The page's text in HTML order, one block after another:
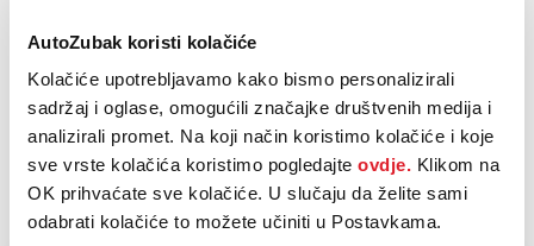
AutoZubak koristi kolačiće
Kolačiće upotrebljavamo kako bismo personalizirali
sadržaj i oglase, omogućili značajke društvenih medija i
analizirali promet. Na koji način koristimo kolačiće i koje
sve vrste kolačića koristimo pogledajte ovdje. Klikom na
OK prihvaćate sve kolačiće. U slučaju da želite sami
odabrati kolačiće to možete učiniti u Postavkama.
Bočni zračni jastuci
LED prednja svjetla
Parkirni senzori straga
Prikaži sve